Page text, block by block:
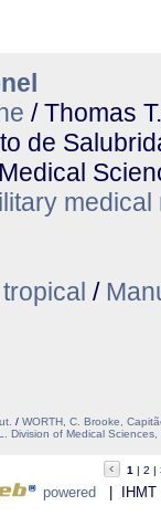
/ Thomas
de
medical
/
/ WORTH, C. Brooke,
Division of Medical Sciences,
1 2
powered | IHMT -